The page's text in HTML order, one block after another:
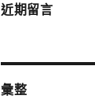
近期留言
彙整